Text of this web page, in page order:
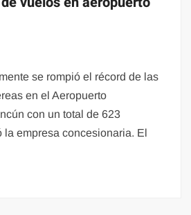
se rompió el récord de las
en el Aeropuerto
con un total de 623
la empresa concesionaria. El